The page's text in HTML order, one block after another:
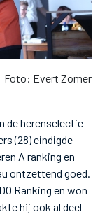
Foto: Evert Zomer
de herenselectie
(28) eindigde
A ranking en
ontzettend goed.
Ranking en won
hij ook al deel